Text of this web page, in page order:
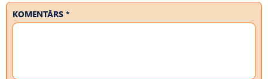
KOMENTĀRS *